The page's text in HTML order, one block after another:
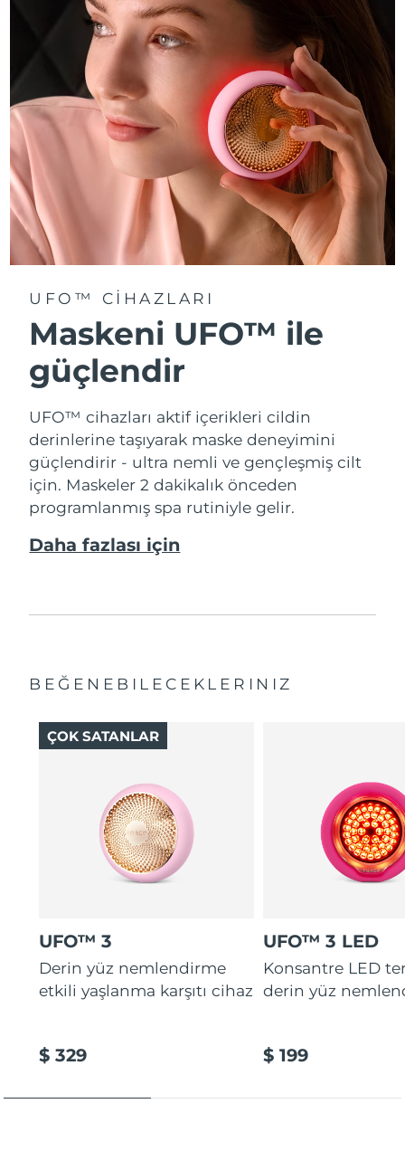
UFO™ CIHAZLARI
Maskeni UFO™ ile
güçlendir
UFO™ cihazları aktif içerikleri cildin
derinlerine taşıyarak maske deneyimini
güçlendirir - ultra nemli ve gençleşmiş cilt
için. Maskeler 2 dakikalık önceden
programlanmış spa rutiniyle gelir.
Daha fazlası için
BEĞENEBILECEKLERINIZ
UFO™ 3
Derin yüz nemlendirme
etkili yaşlanma karşıtı cihaz
$ 329
ÇOK SATANLAR
UFO™ 3 LED
Konsantre LED
derin yüz
$ 199
Tahmini teslim tarihi 8/11/26
Birleşik Arap
Emirlikleri
Tahmini teslim tarihi
Birleşik Krallık Tahmini teslim tarihi8/10/26
Amerika Birleşik
Devletleri
Tahmini teslim tarihi8/11/26
Özbekistan Tahmini teslim tarihi 8/15/26
Vietnam Tahmini teslim tarihi8/16/26